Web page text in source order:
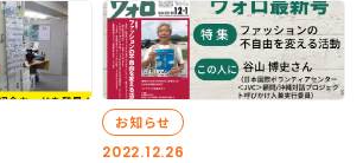
2022.12.26
お知らせ